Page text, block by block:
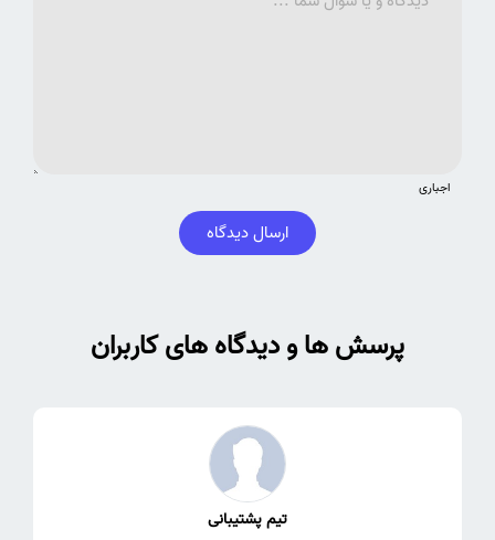
اجباری
ارسال دیدگاه
پرسش ها و دیدگاه های کاربران
تیم پشتیبانی